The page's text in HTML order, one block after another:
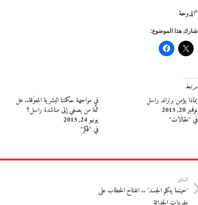
*الدوحة
شارك هذا الموضوع:
مرتبط
بماذا يؤمن برتراند راسل
نوفمبر 20, 2015
في "مقالات"
في مواجهة حكمتنا البشرية المعوّقة.. هل
ثمّة من يصغي إلى مناشدة راسل؟
يونيو 24, 2015
في "فكر"
السابق
‘حينما يتكلم الجسد’ .. انفتاح الخطاب على